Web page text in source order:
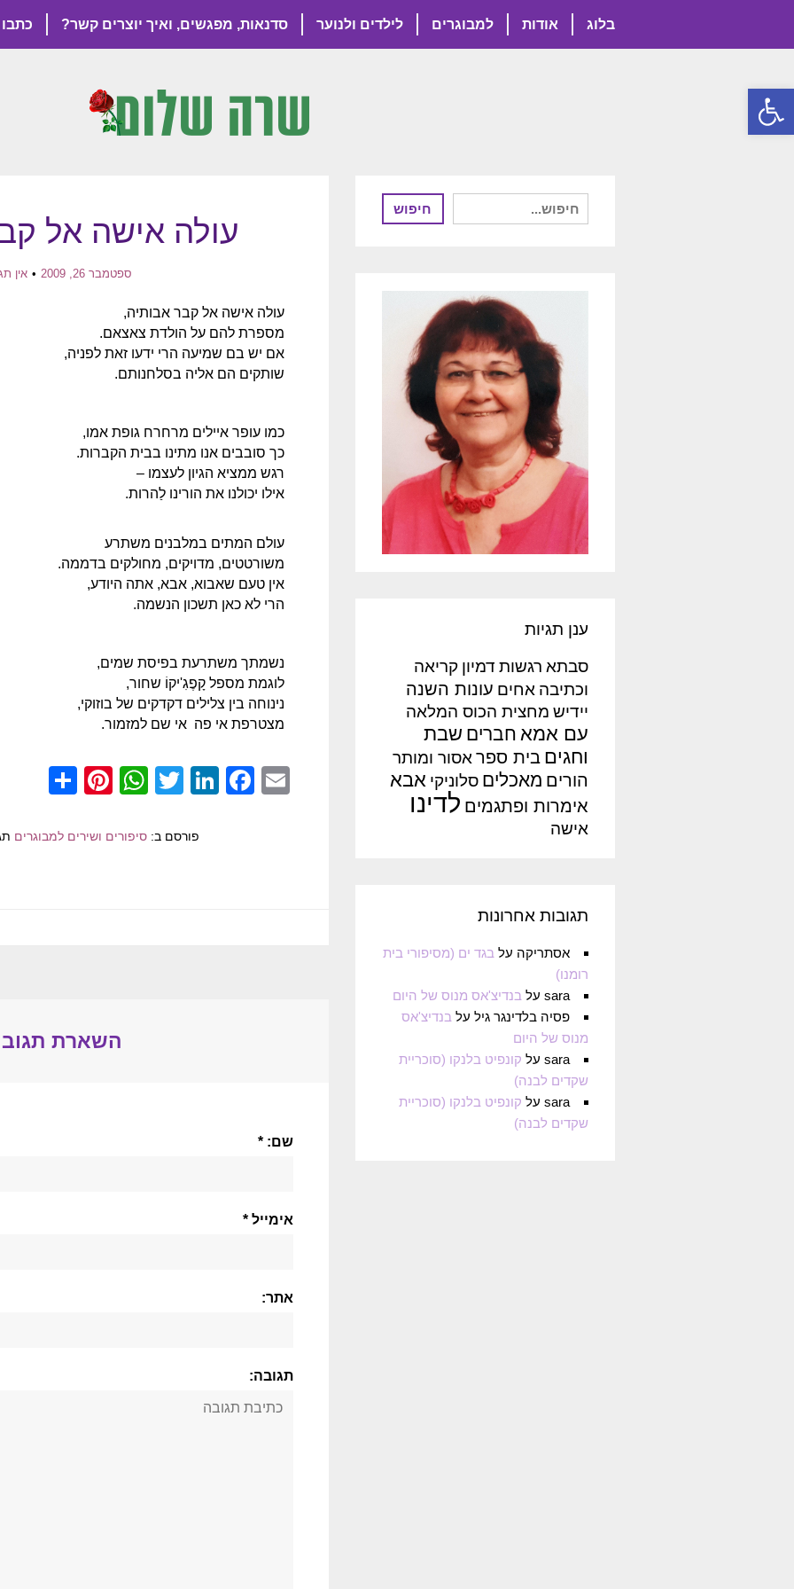
פתח סרגל נגישות
בלוג אודות למבוגרים לילדים ולנוער סדנאות, מפגשים, ואיך יוצרים קשר? כתבו
עולה אישה אל
ספטמבר 26, 2009 אין
עולה אישה אל קבר אבותיה,
מספרת להם על הולדת צאצאם.
אם יש בם שמיעה הרי ידעו זאת לפניה,
שותקים הם אליה בסלחנותם.
כמו עופר איילים מרחרח גופת אמו,
כך סובבים אנו מתינו בבית הקברות.
רגש ממציא הגיון לעצמו –
אילו יכולנו את הורינו לַהרות.
עולם המתים במלבנים משתרע
משורטטים, מדויקים, מחולקים בדממה.
אין טעם שאבוא, אבא, אתה היודע,
הרי לא כאן תשכון הנשמה.
נשמתך משתרעת בפיסת שמים,
לוגמת מספל קָפֶגִ'יקוֹ שחור,
נינוחה בין צלילים דקדקים של בוזוקי,
מצטרפת אי פה אי שם למזמור.
Email
Facebook
LinkedIn
Twitter
פורסם ב:סיפורים ושירים למבוגרים
השארת
שם: *
אימייל *
אתר:
תגובה:
חיפוש
עבור:
חיפוש
ענן תגיות
סבתא רגשות דמיון קריאה
וכתיבה אחים עונות השנה
יידיש מחצית הכוס המלאה
עם אמא חברים שבת
וחגים בית ספר אסור ומותר
הורים מאכלים סלוניקי אבא
אימרות ופתגמים לדינו
אישה
תגובות אחרונות
אסתריקה על בגד ים (מסיפורי בית
רומנו)
sara על בנדיצ'אס מנוס של היום
פסיה בלדינגר גיל על בנדיצ'אס
מנוס של היום
sara על קונפיט בלנקו (סוכריית
שקדים לבנה)
sara על קונפיט בלנקו (סוכריית
שקדים לבנה)